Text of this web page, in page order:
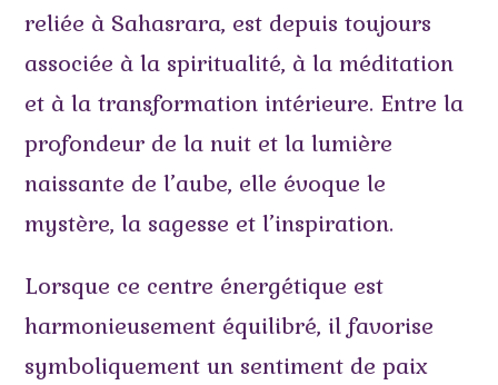
reliée à Sahasrara, est depuis toujours
associée à la spiritualité, à la méditation
et à la transformation intérieure. Entre la
profondeur de la nuit et la lumière
naissante de l’aube, elle évoque le
mystère, la sagesse et l’inspiration.
Lorsque ce centre énergétique est
harmonieusement équilibré, il favorise
symboliquement un sentiment de paix